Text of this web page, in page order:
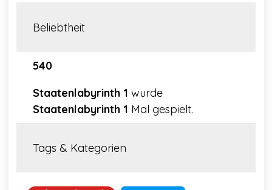
Beliebtheit
540
Staatenlabyrinth 1 wurde
Staatenlabyrinth 1 Mal gespielt.
Tags & Kategorien